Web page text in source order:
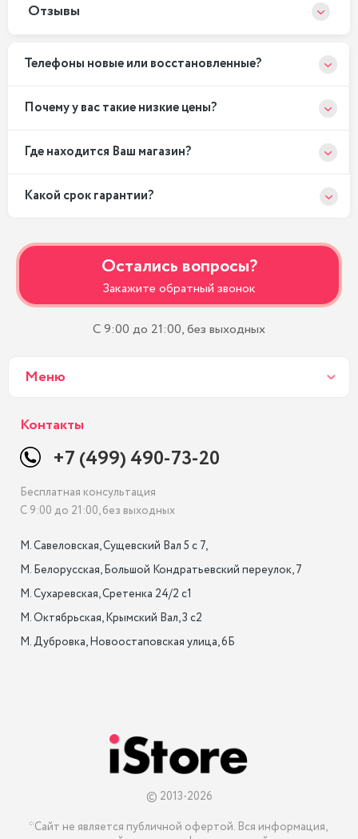
Отзывы
Телефоны новые или восстановленные?
Почему у вас такие низкие цены?
Где находится Ваш магазин?
Какой срок гарантии?
Остались вопросы?
Закажите обратный звонок
С 9:00 до 21:00, без выходных
Меню
Контакты
+7 (499) 490-73-20
Бесплатная консультация
С 9:00 до 21:00, без выходных
М. Савеловская, Сущевский Вал 5 с 7,
М. Белорусская, Большой Кондратьевский переулок, 7
М. Сухаревская, Сретенка 24/2 с1
М. Октябрьская, Крымский Вал, 3 с2
М. Дубровка, Новоостаповская улица, 6Б
© 2013-2026
*Сайт не является публичной офертой. Вся информация,